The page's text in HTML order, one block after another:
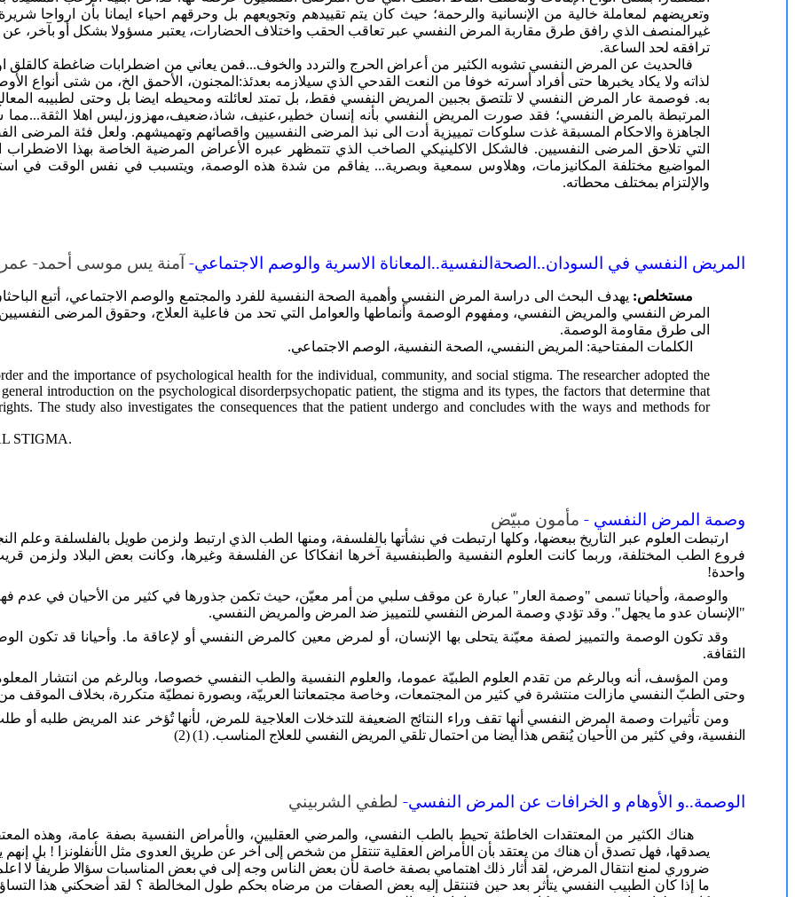
وتعريضهم لمعاملة خالية من الإنسانية والرحمة؛ حيث كان يتم تقييدهم وتجويعهم بل وحرقهم احياء ايمانا بأن ارواحا
غيرالمنصف الذي رافق طرق مقاربة المرض النفسي عبر تعاقب الحقب واختلاف الحضارات، يعتبر مسؤولا بشكل أو بآخر، عن
ترافقه لحد الساعة.
فالحديث عن المرض النفسي تشوبه الكثير من أعراض الحرج والتردد والخوف...فمن يعاني من اضطرابات ضاغطة كالقلق او
لذاته ولا يكاد يخبرها حتى أفراد أسرته خوفا من النعت القدحي الذي سيلازمه بعدئذ:المجنون، الأحمق الخ، من شتى أنواع
به. فوصمة عار المرض النفسي لا تلتصق بجبين المريض النفسي فقط، بل تمتد لعائلته ومحيطه ايضا بل وحتى لطبيبه
المرتبطة بالمرض النفسي؛ فقد صورت المريض النفسي بأنه إنسان خطير،عنيف، شاذ،ضعيف،مهزوز،ليس اهلا
الجاهزة والاحكام المسبقة غذت سلوكات تمييزية أدت الى نبذ المرضى النفسيين واقصائهم وتهميشهم. ولعل فئة المرضى
التي تلاحق المرضى النفسيين. فالشكل الاكلينيكي الصاخب الذي تتمظهر عبره الأعراض المرضية الخاصة بهذا الاضطراب
المواضيع مختلفة المكانيزمات، وهلاوس سمعية وبصرية... يفاقم من شدة هذه الوصمة، ويتسبب في نفس الوقت في
والإلتزام بمختلف محطاته.
المريض النفسي في السودان..الصحةالنفسية..المعاناة الاسرية والوصم الاجتماعي-آمنة يس موسى أحمد-
مستخلص: يهدف البحث الى دراسة المرض النفسي وأهمية الصحة النفسية للفرد والمجتمع والوصم الاجتماعي، أتبع
المرض النفسي والمريض النفسي، ومفهوم الوصمة وأنماطها والعوامل التي تحد من فاعلية العلاج، وحقوق المرضى
الى طرق مقاومة الوصمة.
الكلمات المفتاحية: المريض النفسي، الصحة النفسية، الوصم الاجتماعي.
and the importance of psychological health for the individual, community, and social stigma. The researcher adopted the
introduction on the psychological disorderpsychopatic patient, the stigma and its types, the factors that determine that
The study also investigates the consequences that the patient undergo and concludes with the ways and methods for
STIGMA.
وصمة المرض النفسي - مأمون مبيّض
ارتبطت العلوم عبر التاريخ ببعضها، وكلها ارتبطت في نشأتها بالفلسفة، ومنها الطب الذي ارتبط ولزمن طويل بالفلسلفة وعلم
فروع الطب المختلفة، وربما كانت العلوم النفسية والطبنفسية آخرها انفكاكا عن الفلسفة وغيرها، وكانت بعض البلاد ولزمن
واحدة!
والوصمة، وأحيانا تسمى "وصمة العار" عبارة عن موقف سلبي من أمر معيّن، حيث تكمن جذورها في كثير من الأحيان في عدم فهم
"الإنسان عدو ما يجهل". وقد تؤدي وصمة المرض النفسي للتمييز ضد المرض والمريض النفسي.
وقد تكون الوصمة والتمييز لصفة معيّنة يتحلى بها الإنسان، أو لمرض معين كالمرض النفسي أو لإعاقة ما. وأحيانا قد تكون
الثقافة.
ومن المؤسف، أنه وبالرغم من تقدم العلوم الطبيّة عموما، والعلوم النفسية والطب النفسي خصوصا، وبالرغم من انتشار
وحتى الطبّ النفسي مازالت منتشرة في كثير من المجتمعات، وخاصة مجتمعاتنا العربيّة، وبصورة نمطيّة متكررة، بخلاف الموقف
ومن تأثيرات وصمة المرض النفسي أنها تقف وراء النتائج الضعيفة للتدخلات العلاجية للمرض، لأنها تُؤخر عند المريض طلبه أو
النفسية، وفي كثير من الأحيان يُنقص هذا أيضا من احتمال تلقي المريض النفسي للعلاج المناسب. (1) (2)
الوصمة..و الأوهام و الخرافات عن المرض النفسي- لطفي الشربيني
هناك الكثير من المعتقدات الخاطئة تحيط بالطب النفسي، والمرضي العقليين، والأمراض النفسية بصفة عامة، وهذه
يصدقها، فهل تصدق أن هناك من يعتقد بأن الأمراض العقلية تنتقل من شخص إلى آخر عن طريق العدوى مثل الأنفلونزا ! بل إنهم
ضروري لمنع انتقال المرض، لقد أثار ذلك اهتمامي بصفة خاصة لأن بعض الناس وجه إلى في بعض المناسبات سؤالا طريفاً لا
ما إذا كان الطبيب النفسي يتأثر بعد حين فتنتقل إليه بعض الصفات من مرضاه بحكم طول المخالطة ؟ لقد أضحكني هذا